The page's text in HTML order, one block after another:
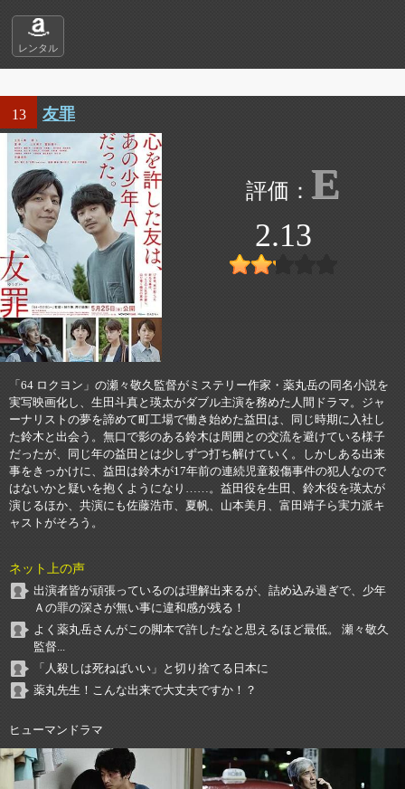
レンタル
13 友罪
E
2.13
「64 ロクヨン」の瀬々敬久監督がミステリー作家・薬丸岳の同名小説を
実写映画化し、生田斗真と瑛太がダブル主演を務めた人間ドラマ。ジャ
ーナリストの夢を諦めて町工場で働き始めた益田は、同じ時期に入社し
た鈴木と出会う。無口で影のある鈴木は周囲との交流を避けている様子
だったが、同じ年の益田とは少しずつ打ち解けていく。しかしある出来
事をきっかけに、益田は鈴木が17年前の連続児童殺傷事件の犯人なので
はないかと疑いを抱くようになり……。益田役を生田、鈴木役を瑛太が
演じるほか、共演にも佐藤浩市、夏帆、山本美月、富田靖子ら実力派キ
ャストがそろう。
ネット上の声
出演者皆が頑張っているのは理解出来るが、詰め込み過ぎで、少年
Ａの罪の深さが無い事に違和感が残る！
よく薬丸岳さんがこの脚本で許したなと思えるほど最低。 瀬々敬久
監督...
「人殺しは死ねばいい」と切り捨てる日本に
薬丸先生！こんな出来で大丈夫ですか！？
ヒューマンドラマ